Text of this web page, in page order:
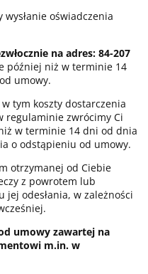
oświadczenia
na adres: 84-207
później niż w terminie 14
umowy.
tym koszty dostarczenia
regulaminie zwrócimy Ci
w terminie 14 dni od dnia
o odstąpieniu od umowy.
otrzymanej od Ciebie
z powrotem lub
odesłania, w zależności
umowy zawartej na
m.in. w